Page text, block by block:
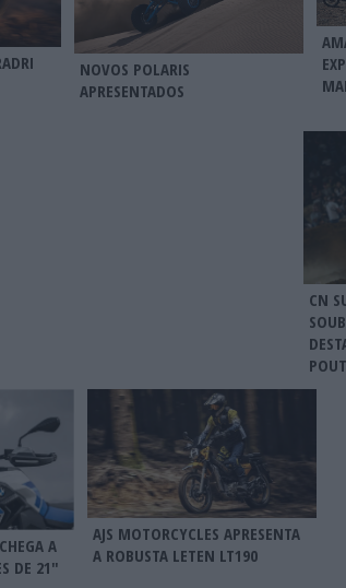
NOVOS POLARIS
APRESENTADOS
CN
A
DE 21″
AJS MOTORCYCLES APRESENTA
A ROBUSTA LETEN LT190